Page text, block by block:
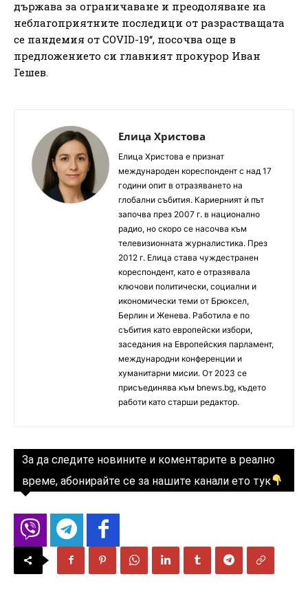
държава за ограничаване и преодоляване на
неблагоприятните последици от разрастващата
се пандемия от COVID-19“, посочва още в
предложението си главният прокурор Иван
Гешев.
Елица Христова
Елица Христова е признат
международен кореспондент с над 17
години опит в отразяването на
глобални събития. Кариерният ѝ път
започва през 2007 г. в национално
радио, но скоро се насочва към
телевизионната журналистика. През
2012 г. Елица става чуждестранен
кореспондент, като е отразявала
ключови политически, социални и
икономически теми от Брюксел,
Берлин и Женева. Работила е по
събития като европейски избори,
заседания на Европейския парламент,
международни конференции и
хуманитарни мисии. От 2023 се
присъединява към bnews.bg, където
работи като старши редактор.
За да следите новините и коментарите в реално
време, абонирайте се за нашите канали ето тук